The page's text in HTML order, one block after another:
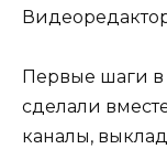
Первые шаги
сделали
каналы,